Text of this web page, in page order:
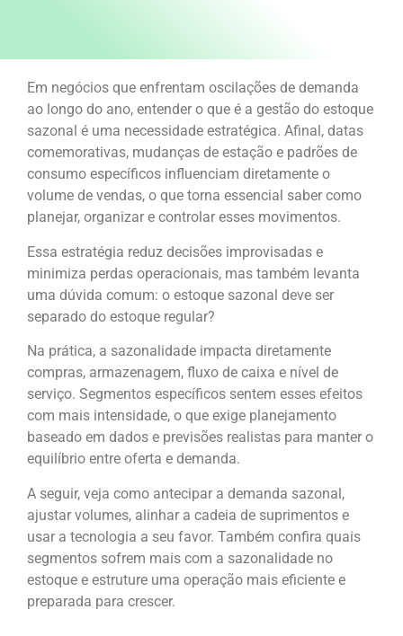
Em negócios que enfrentam oscilações de demanda
ao longo do ano, entender o que é a gestão do estoque
sazonal é uma necessidade estratégica. Afinal, datas
comemorativas, mudanças de estação e padrões de
consumo específicos influenciam diretamente o
volume de vendas, o que torna essencial saber como
planejar, organizar e controlar esses movimentos.
Essa estratégia reduz decisões improvisadas e
minimiza perdas operacionais, mas também levanta
uma dúvida comum: o estoque sazonal deve ser
separado do estoque regular?
Na prática, a sazonalidade impacta diretamente
compras, armazenagem, fluxo de caixa e nível de
serviço. Segmentos específicos sentem esses efeitos
com mais intensidade, o que exige planejamento
baseado em dados e previsões realistas para manter o
equilíbrio entre oferta e demanda.
A seguir, veja como antecipar a demanda sazonal,
ajustar volumes, alinhar a cadeia de suprimentos e
usar a tecnologia a seu favor. Também confira quais
segmentos sofrem mais com a sazonalidade no
estoque e estruture uma operação mais eficiente e
preparada para crescer.